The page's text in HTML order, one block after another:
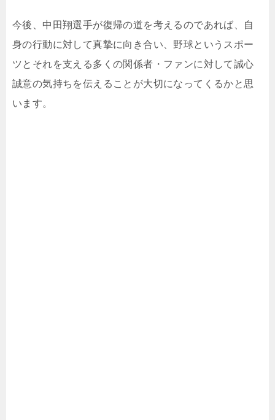
今後、中田翔選手が復帰の道を考えるのであれば、自
身の行動に対して真摯に向き合い、野球というスポー
ツとそれを支える多くの関係者・ファンに対して誠心
誠意の気持ちを伝えることが大切になってくるかと思
います。